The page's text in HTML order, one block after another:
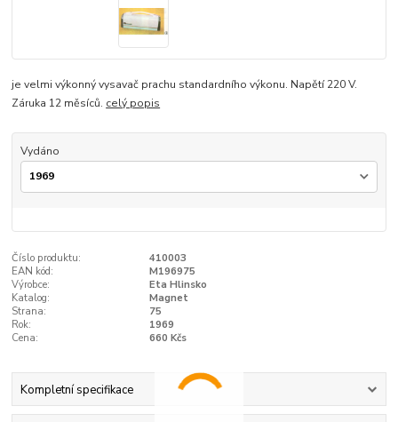
je velmi výkonný vysavač prachu standardního výkonu. Napětí 220 V.
Záruka 12 měsíců. celý popis
Vydáno
Číslo produktu:
410003
EAN kód:
M196975
Výrobce:
Eta Hlinsko
Katalog:
Magnet
Strana:
75
Rok:
1969
Cena:
660 Kčs
Kompletní specifikace